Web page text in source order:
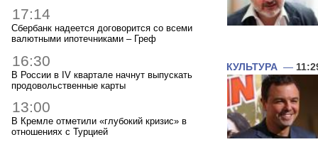
17:14
Сбербанк надеется договорится со всеми
валютными ипотечниками – Греф
16:30
В России в IV квартале начнут выпускать
продовольственные карты
13:00
В Кремле отметили «глубокий кризис» в
отношениях с Турцией
КУЛЬТУРА —